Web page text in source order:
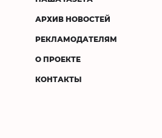
АРХИВ НОВОСТЕЙ
РЕКЛАМОДАТЕЛЯМ
О ПРОЕКТЕ
КОНТАКТЫ